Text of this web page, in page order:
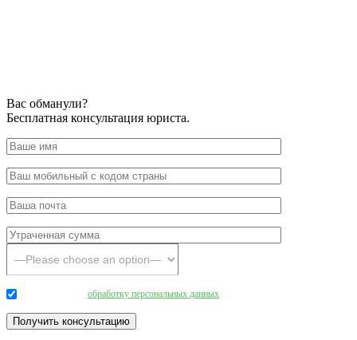
Вас обманули?
Бесплатная консультация юриста.
обработку персональных данных